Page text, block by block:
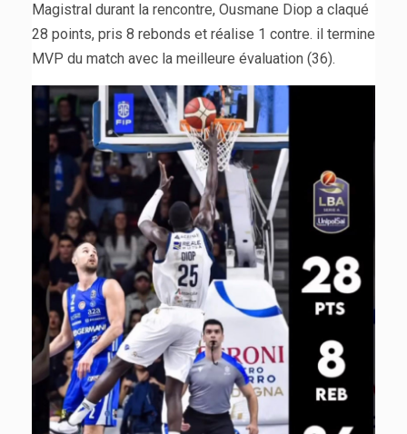
Magistral durant la rencontre, Ousmane Diop a claqué
28 points, pris 8 rebonds et réalise 1 contre. il termine
MVP du match avec la meilleure évaluation (36).